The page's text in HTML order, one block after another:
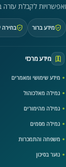
ואפשרויות לקבלת עזרה
מידע ברור
מידע מרכזי
מידע שימושי ומאמרים
גמילה מאלכוהול
גמילה מהימורים
גמילה מסמים
משפחה והתמכרות
נוער בסיכון